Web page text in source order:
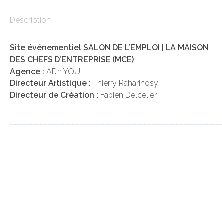
Description
Site événementiel SALON DE L’EMPLOI | LA MAISON
DES CHEFS D’ENTREPRISE (MCE)
Agence : AD’n’YOU
Directeur Artistique : Thierry Raharinosy
Directeur de Création : Fabien Delcelier